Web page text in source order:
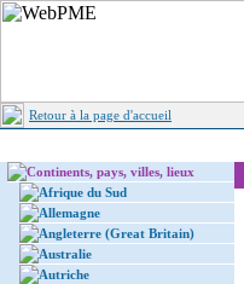
Retour à la page d'accueil
Continents, pays, villes, lieux
Afrique du Sud
Allemagne
Angleterre (Great Britain)
Australie
Autriche